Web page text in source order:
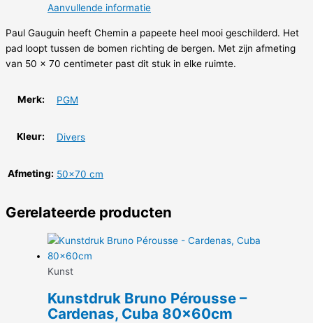
Aanvullende informatie
Paul Gauguin heeft Chemin a papeete heel mooi geschilderd. Het
pad loopt tussen de bomen richting de bergen. Met zijn afmeting
van 50 x 70 centimeter past dit stuk in elke ruimte.
Merk: PGM
Kleur: Divers
Afmeting: 50×70 cm
Gerelateerde producten
Kunst
Kunstdruk Bruno Pérousse –
Cardenas, Cuba 80x60cm